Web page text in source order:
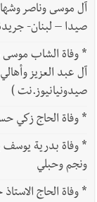
آل موسى وناصر
صيدا – لبنان-
*
آل عبد العزيز
صيدونيانيوز.نت )
*وفاة الحاج زكي حسن
*
ونجم وحبلي
*وفاة الحاج الاستاذ